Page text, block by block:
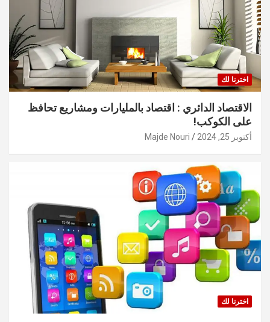
اخترنا لك
الاقتصاد الدائري : اقتصاد بالمليارات ومشاريع تحافظ
على الكوكب!
أكتوبر 25, 2024 Majde Nouri
اخترنا لك